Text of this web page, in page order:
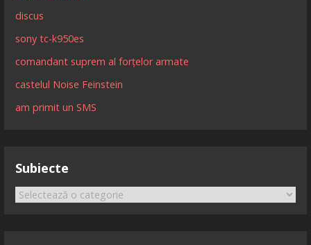
discus
sony tc-k950es
comandant suprem al forțelor armate
castelul Noise Feinstein
am primit un SMS
Subiecte
Subiecte